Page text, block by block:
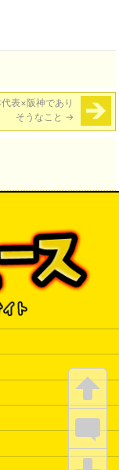
表×阪神であり
そうなこと →